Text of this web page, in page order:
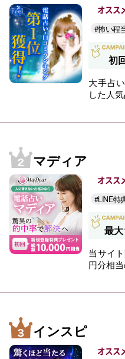
オスス
#怖い程
初
大手占
した人
マディア
オスス
#LINE特
最
当サイ
円分相
インスピ
オスス